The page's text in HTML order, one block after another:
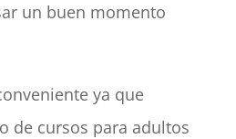
un buen momento
ya que
de cursos para adultos